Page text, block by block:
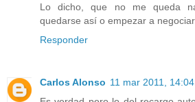
Lo dicho, que no me queda
quedarse así o empezar a
Responder
Carlos Alonso 11 mar 2011,